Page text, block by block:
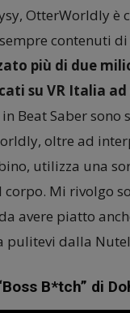
OtterWorldly
contenuti di
più di due
su VR Italia ad
Beat Saber
oltre ad
utilizza una
Mi rivolgo
avere piatto
pulitevi dalla
B*tch” di